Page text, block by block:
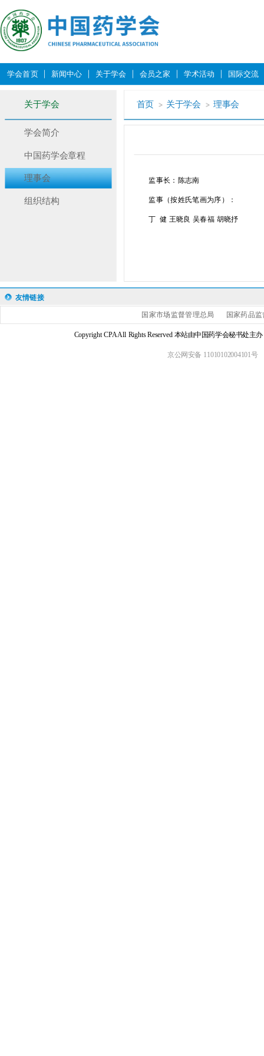
学会首页 新闻中心 关于学会 会员之家 学术活动 国际交流
关于学会
学会简介
中国药学会章程
理事会
组织结构
首页 关于学会 理事会
监事长：陈志南
监事（按姓氏笔画为序）：
丁 健 王晓良 吴春福 胡晓抒
友情链接
国家市场监督管理总局 国家药品
Copyright CPA All Rights Reserved 本站由中国药学会秘书处主
京公网安备 11010102004101号